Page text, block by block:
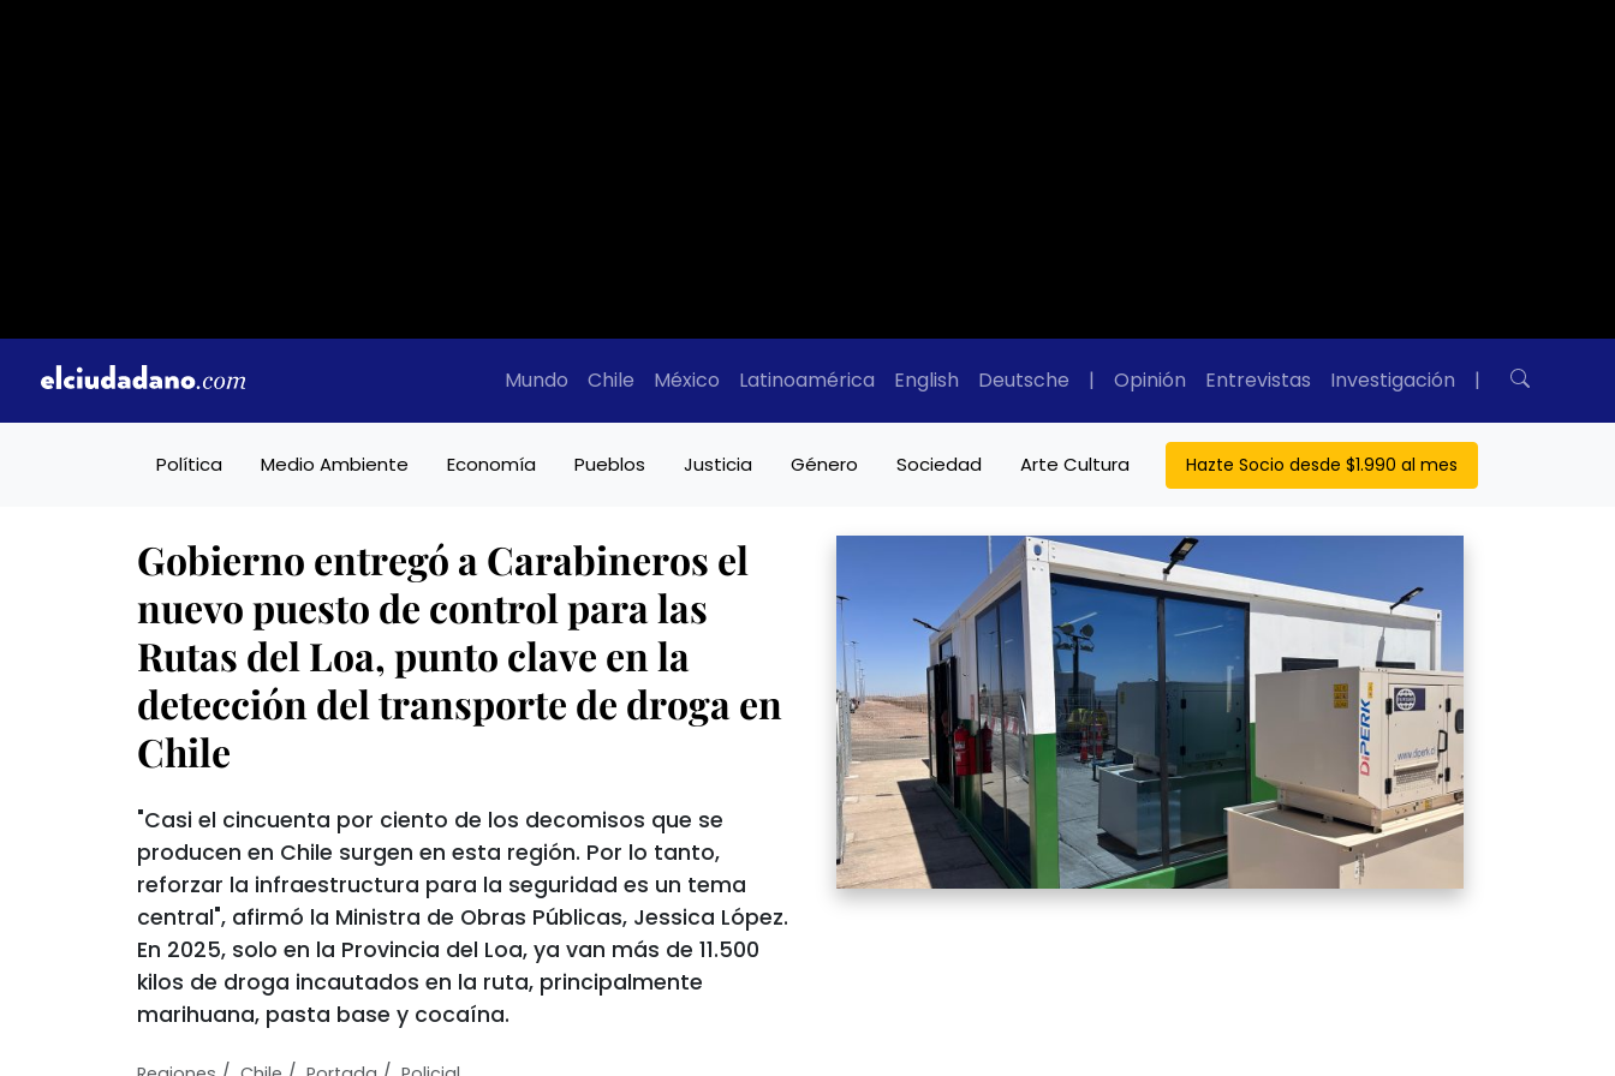
Mundo Chile México Latinoamérica English Deutsche | Opinión Entrevistas Investigación |
Política Medio Ambiente Economía Pueblos Justicia Género Sociedad Arte Cultura Hazte Socio desde $1.990 al mes
Gobierno entregó a Carabineros el
nuevo puesto de control para las
Rutas del Loa, punto clave en la
detección del transporte de droga en
Chile
"Casi el cincuenta por ciento de los decomisos que se
producen en Chile surgen en esta región. Por lo tanto,
reforzar la infraestructura para la seguridad es un tema
central", afirmó la Ministra de Obras Públicas, Jessica López.
En 2025, solo en la Provincia del Loa, ya van más de 11.500
kilos de droga incautados en la ruta, principalmente
marihuana, pasta base y cocaína.